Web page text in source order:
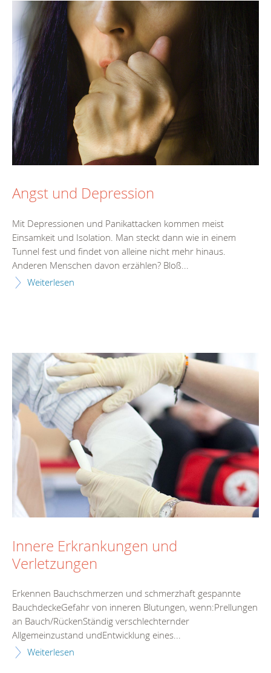
Angst und Depression
Mit Depressionen und Panikattacken kommen meist
Einsamkeit und Isolation. Man steckt dann wie in einem
Tunnel fest und findet von alleine nicht mehr hinaus.
Anderen Menschen davon erzählen? Bloß...
Weiterlesen
Innere Erkrankungen und
Verletzungen
Erkennen Bauchschmerzen und schmerzhaft gespannte
BauchdeckeGefahr von inneren Blutungen, wenn:Prellungen
an Bauch/RückenStändig verschlechternder
Allgemeinzustand undEntwicklung eines...
Weiterlesen